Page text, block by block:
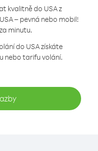
kvalitně do USA z
– pevná nebo mobil!
minutu.
do USA získáte
nebo tarifu volání.